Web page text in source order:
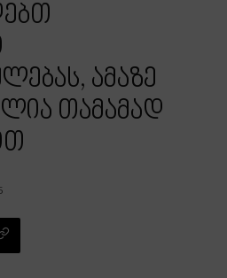
ამაზე
თამამად